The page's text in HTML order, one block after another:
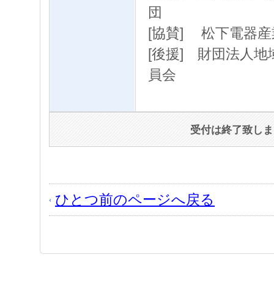
団
[協賛] 松下電器産
[後援] 財団法人地
員会
受付は終了致し
ひとつ前のページへ戻る